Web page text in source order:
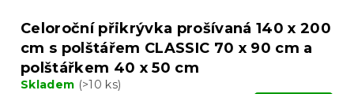
Celoroční přikrývka prošívaná 140 x 200
cm s polštářem CLASSIC 70 x 90 cm a
polštářkem 40 x 50 cm
Skladem (>10 ks)